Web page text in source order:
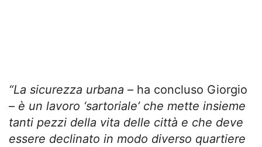
“La sicurezza urbana – ha concluso Giorgio
– è un lavoro ‘sartoriale’ che mette insieme
tanti pezzi della vita delle città e che deve
essere declinato in modo diverso quartiere